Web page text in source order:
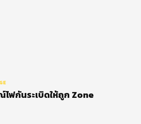
ฟกันระเบิดให้ถูก Zone